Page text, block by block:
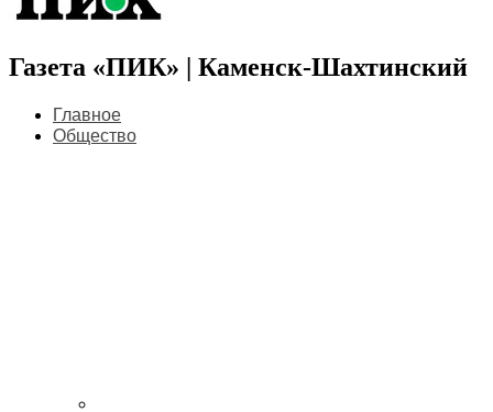
Газета «ПИК» | Каменск-Шахтинский
Главное
Общество